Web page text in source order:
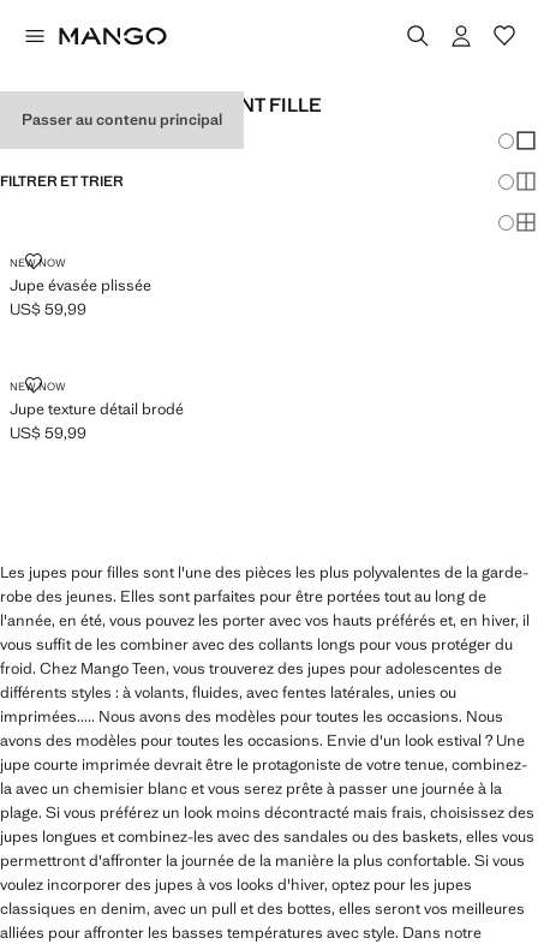
Passer au contenu principal
JUPES POUR ADOLESCENT FILLE
FILTRER ET TRIER
NEW NOW
Jupe évasée plissée
JUPE ÉVASÉE PLISSÉE
Prix actuel [US$ 59,99 ]
US$ 59,99
NEW NOW
Jupe texture détail brodé
JUPE TEXTURE DÉTAIL BRODÉ
Prix actuel [US$ 59,99 ]
US$ 59,99
Les jupes pour filles sont l'une des pièces les plus polyvalentes de la garde-
robe des jeunes. Elles sont parfaites pour être portées tout au long de
l'année, en été, vous pouvez les porter avec vos hauts préférés et, en hiver, il
vous suffit de les combiner avec des collants longs pour vous protéger du
froid. Chez Mango Teen, vous trouverez des jupes pour adolescentes de
différents styles : à volants, fluides, avec fentes latérales, unies ou
imprimées..... Nous avons des modèles pour toutes les occasions. Nous
avons des modèles pour toutes les occasions. Envie d'un look estival ? Une
jupe courte imprimée devrait être le protagoniste de votre tenue, combinez-
la avec un chemisier blanc et vous serez prête à passer une journée à la
plage. Si vous préférez un look moins décontracté mais frais, choisissez des
jupes longues et combinez-les avec des sandales ou des baskets, elles vous
permettront d'affronter la journée de la manière la plus confortable. Si vous
voulez incorporer des jupes à vos looks d'hiver, optez pour les jupes
classiques en denim, avec un pull et des bottes, elles seront vos meilleures
alliées pour affronter les basses températures avec style. Dans notre